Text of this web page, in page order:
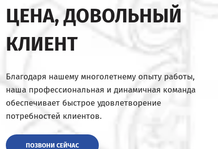
ЦЕНА, ДОВОЛЬНЫЙ
КЛИЕНТ
Благодаря нашему многолетнему опыту работы,
наша профессиональная и динамичная команда
обеспечивает быстрое удовлетворение
потребностей клиентов.
ПОЗВОНИ СЕЙЧАС